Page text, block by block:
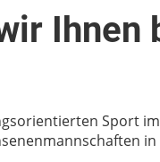
Ihnen
Sport